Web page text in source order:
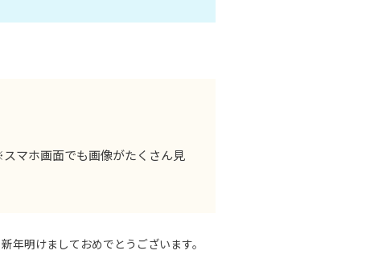
マホ画面でも画像がたくさん見
新年明けましておめでとうございます。